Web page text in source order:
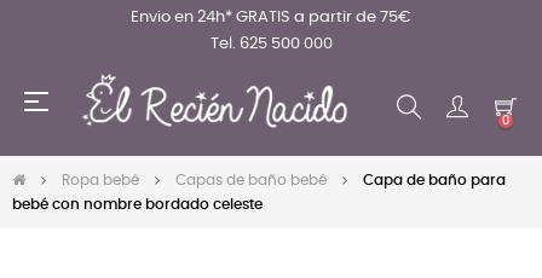
Envio en 24h* GRATIS a partir de 75€
Tel. 625 500 000
Navegación
☰
0
Ropa bebé Capas de baño bebé
Capa de baño para
bebé con nombre bordado celeste